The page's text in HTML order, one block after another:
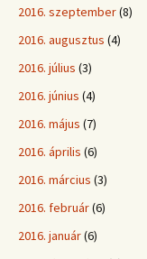
2016. szeptember(8)
2016. augusztus (4)
2016. július (3)
2016. június (4)
2016. május (7)
2016. április (6)
2016. március (3)
2016. február(6)
2016. január(6)